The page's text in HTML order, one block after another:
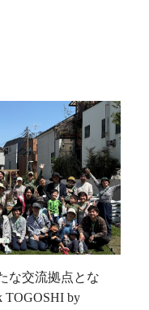
な交流拠点とな
TOGOSHI by